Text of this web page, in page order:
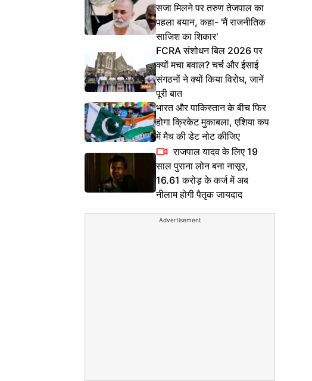
सजा मिलने पर तरुण तेजपाल का
पहला बयान, कहा- 'मैं राजनीतिक
साजिश का शिकार'
FCRA संशोधन बिल 2026 पर
क्यों मचा बवाल? चर्च और ईसाई
संगठनों ने क्यों किया विरोध, जानें
पूरी बात
भारत और पाकिस्तान के बीच फिर
होगा क्रिकेट मुकाबला, एशिया कप
में मैच की डेट नोट कीजिए
राजपाल यादव के लिए 19
साल पुराना लोन बना नासूर,
16.61 करोड़ के कर्ज में अब
नीलाम होगी पैतृक जायदाद
Advertisement